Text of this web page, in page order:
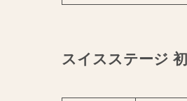
スイスステージ